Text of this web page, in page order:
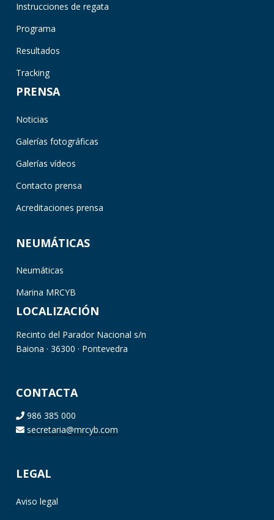
Instrucciones de regata
Programa
Resultados
Tracking
PRENSA
Noticias
Galerías fotográficas
Galerías vídeos
Contacto prensa
Acreditaciones prensa
NEUMÁTICAS
Neumáticas
Marina MRCYB
LOCALIZACIÓN
Recinto del Parador Nacional s/n
Baiona · 36300 · Pontevedra
CONTACTA
986 385 000
secretaria@mrcyb.com
LEGAL
Aviso legal